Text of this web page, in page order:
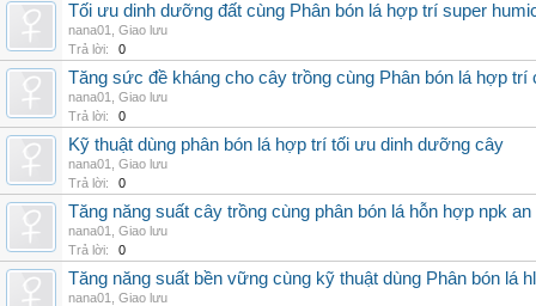
Tối ưu dinh dưỡng đất cùng Phân bón lá hợp trí super
nana01
Giao lưu
Trả lời:
0
Tăng sức đề kháng cho cây trồng cùng Phân bón lá hợp trí
nana01
Giao lưu
Trả lời:
0
Kỹ thuật dùng phân bón lá hợp trí tối ưu dinh dưỡng cây
nana01
Giao lưu
Trả lời:
0
Tăng năng suất cây trồng cùng phân bón lá hỗn hợp npk an
nana01
Giao lưu
Trả lời:
0
Tăng năng suất bền vững cùng kỹ thuật dùng Phân bón lá
nana01
Giao lưu